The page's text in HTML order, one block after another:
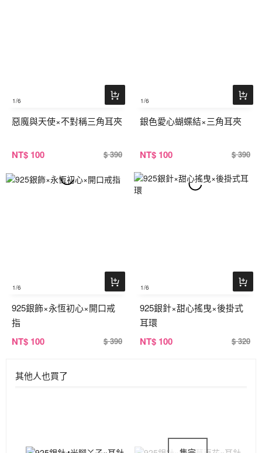
1/6
惡魔與天使×不對稱三角耳夾
NT$ 100 $ 390
1/6
銀色愛心蝴蝶結×三角耳夾
NT$ 100 $ 390
1/6
925銀飾×永恆初心×開口戒
指
NT$ 100 $ 390
1/6
925銀針×甜心搖曳×後掛式
耳環
NT$ 100 $ 320
其他人也買了